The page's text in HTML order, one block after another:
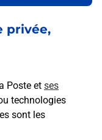
privée,
Poste et ses
technologies
sont les